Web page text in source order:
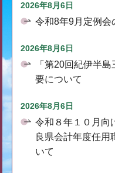
2026年8月6日
令和8年9月定例会
2026年8月6日
「第20回紀伊半
要について
2026年8月6日
令和８年１０月向
良県会計年度任用
いて